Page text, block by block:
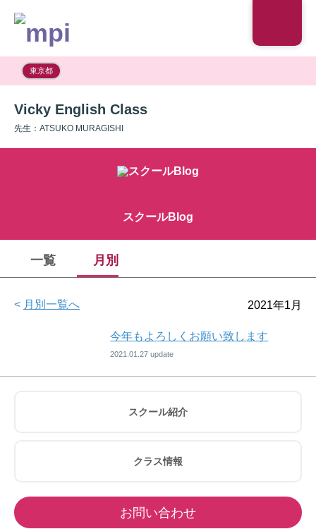
東京都
Vicky English Class
先生：ATSUKO MURAGISHI
スクールBlog
一覧 月別
< 月別一覧へ 2021年1月
今年もよろしくお願い致します
2021.01.27
スクール紹介
クラス情報
お問い合わせ